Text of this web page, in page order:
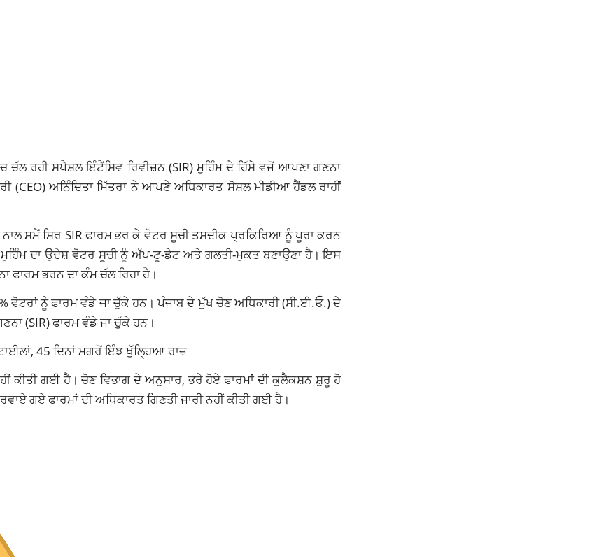
ਚੱਲ ਰਹੀ ਸਪੈਸ਼ਲ ਇੰਟੈਂਸਿਵ ਰਿਵੀਜ਼ਨ (SIR) ਮੁਹਿੰਮ ਦੇ ਹਿੱਸੇ ਵਜੋਂ ਆਪਣਾ ਗਣਨਾ
(CEO) ਅਨਿੰਦਿਤਾ ਮਿੱਤਰਾ ਨੇ ਆਪਣੇ ਅਧਿਕਾਰਤ ਸੋਸ਼ਲ ਮੀਡੀਆ ਹੈਂਡਲ ਰਾਹੀਂ
ਸਮੇਂ ਸਿਰ SIR ਫਾਰਮ ਭਰ ਕੇ ਵੋਟਰ ਸੂਚੀ ਤਸਦੀਕ ਪ੍ਰਕਿਰਿਆ ਨੂੰ ਪੂਰਾ ਕਰਨ
ਦਾ ਉਦੇਸ਼ ਵੋਟਰ ਸੂਚੀ ਨੂੰ ਅੱਪ-ਟੂ-ਡੇਟ ਅਤੇ ਗਲਤੀ-ਮੁਕਤ ਬਣਾਉਣਾ ਹੈ। ਇਸ
ਫਾਰਮ ਭਰਨ ਦਾ ਕੰਮ ਚੱਲ ਰਿਹਾ ਹੈ।
ਵੋਟਰਾਂ ਨੂੰ ਫਾਰਮ ਵੰਡੇ ਜਾ ਚੁੱਕੇ ਹਨ। ਪੰਜਾਬ ਦੇ ਮੁੱਖ ਚੋਣ ਅਧਿਕਾਰੀ (ਸੀ.ਈ.ਓ.) ਦੇ
(SIR) ਫਾਰਮ ਵੰਡੇ ਜਾ ਚੁੱਕੇ ਹਨ।
45 ਦਿਨਾਂ ਮਗਰੋਂ ਇੰਝ ਖੁੱਲ੍ਹਿਆ ਰਾਜ਼
ਕੀਤੀ ਗਈ ਹੈ। ਚੋਣ ਵਿਭਾਗ ਦੇ ਅਨੁਸਾਰ, ਭਰੇ ਹੋਏ ਫਾਰਮਾਂ ਦੀ ਕੁਲੈਕਸ਼ਨ ਸ਼ੁਰੂ ਹੋ
ਗਏ ਫਾਰਮਾਂ ਦੀ ਅਧਿਕਾਰਤ ਗਿਣਤੀ ਜਾਰੀ ਨਹੀਂ ਕੀਤੀ ਗਈ ਹੈ।